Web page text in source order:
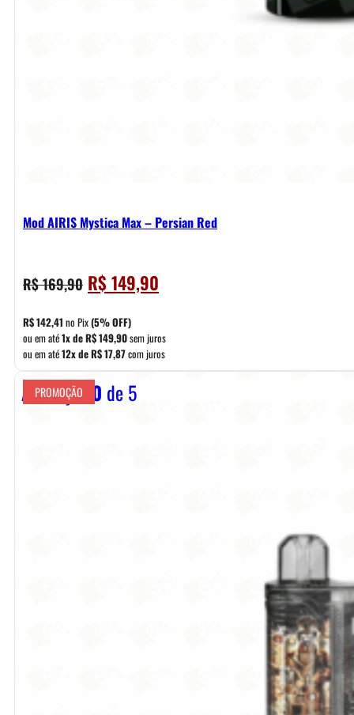
Mod AIRIS Mystica Max – Persian Red
R$169,90 O
preço
original
era:
R$ 169,90.
R$149,90
preço
é:
R$ 149,90.
R$142,41 no Pix(5% OFF)
ou em até1x deR$149,90sem juros
ou em até12x deR$17,87com juros
Avaliação 0 de 5
PROMOÇÃO